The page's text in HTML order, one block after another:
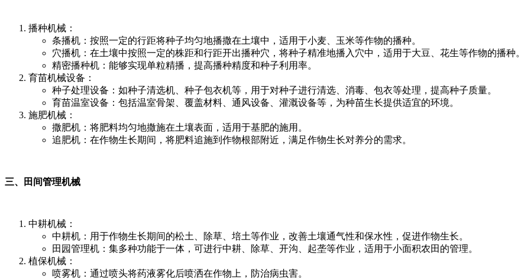
播种机械：
条播机：按照一定的行距将种子均匀地播撒在土壤中，适用于小麦、玉米等作物的播种。
穴播机：在土壤中按照一定的株距和行距开出播种穴，将种子精准地播入穴中，适用于大豆、花生等作物的播种。
精密播种机：能够实现单粒精播，提高播种精度和种子利用率。
育苗机械设备：
种子处理设备：如种子清选机、种子包衣机等，用于对种子进行清选、消毒、包衣等处理，提高种子质量。
育苗温室设备：包括温室骨架、覆盖材料、通风设备、灌溉设备等，为种苗生长提供适宜的环境。
施肥机械：
撒肥机：将肥料均匀地撒施在土壤表面，适用于基肥的施用。
追肥机：在作物生长期间，将肥料追施到作物根部附近，满足作物生长对养分的需求。
三、田间管理机械
中耕机械：
中耕机：用于作物生长期间的松土、除草、培土等作业，改善土壤通气性和保水性，促进作物生长。
田园管理机：集多种功能于一体，可进行中耕、除草、开沟、起垄等作业，适用于小面积农田的管理。
植保机械：
喷雾机：通过喷头将药液雾化后喷洒在作物上，防治病虫害。